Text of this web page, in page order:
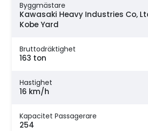
Byggmästare
Kawasaki Heavy Industries Co,
Kobe Yard
Bruttodräktighet
163 ton
Hastighet
16 km/h
Kapacitet Passagerare
254